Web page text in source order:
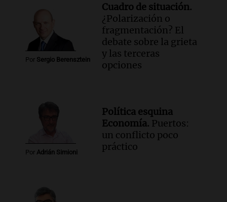
Por Sergio Berensztein
Cuadro de situación.
¿Polarización o
fragmentación? El
debate sobre la grieta
y las terceras
opciones
Por Adrián Simioni
Política esquina
Economía. Puertos:
un conflicto poco
práctico